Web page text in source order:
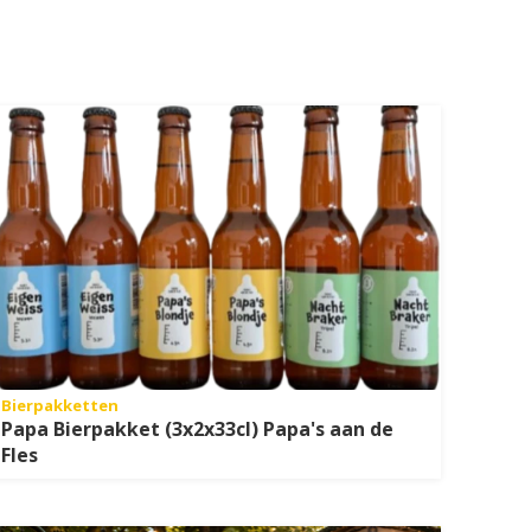
Bierpakketten
Papa Bierpakket (3x2x33cl) Papa's aan de
Fles